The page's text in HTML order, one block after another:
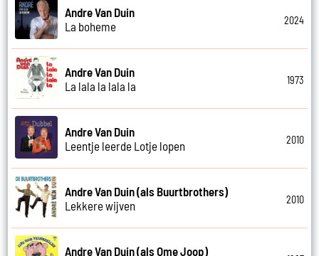
Andre Van Duin
La boheme
2024
Andre Van Duin
La lala la lala la
1973
Andre Van Duin
Leentje leerde Lotje lopen
2010
Andre Van Duin (als Buurtbrothers)
Lekkere wijven
2010
Andre Van Duin (als Ome Joop)